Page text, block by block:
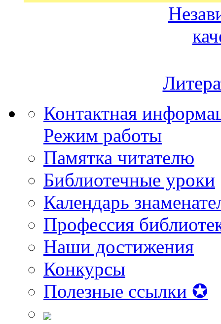
Контактная
Режим работы
Памятка читателю
Библиотечные уроки
Календарь
Профессия
Наши достижения
Конкурсы
Полезные ссылки ✪